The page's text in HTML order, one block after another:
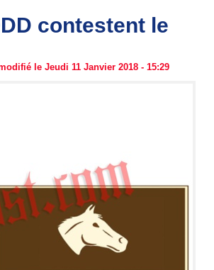
contestent le
le Jeudi 11 Janvier 2018 - 15:29